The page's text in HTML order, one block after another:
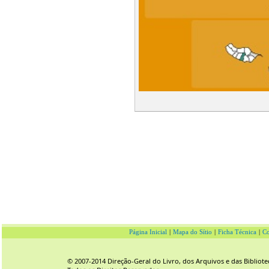
Página Inicial Mapa do Sítio Ficha Técnica
© 2007-2014 Direção-Geral do Livro, dos Arquivos e das